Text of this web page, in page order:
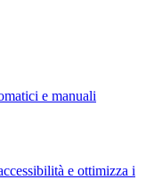
e manuali
e ottimizza i